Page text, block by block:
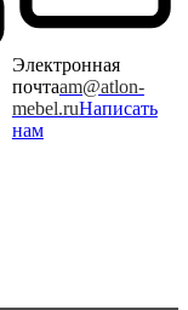
Электронная
почтаam@atlon-
mebel.ruНаписать
нам